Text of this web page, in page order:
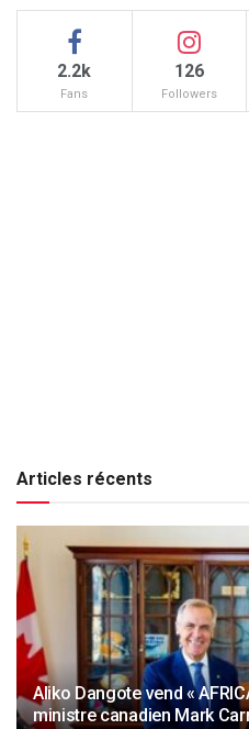
2.2k
Fans
126
Followers
Articles récents
Aliko Dangote vend «
ministre canadien Mark